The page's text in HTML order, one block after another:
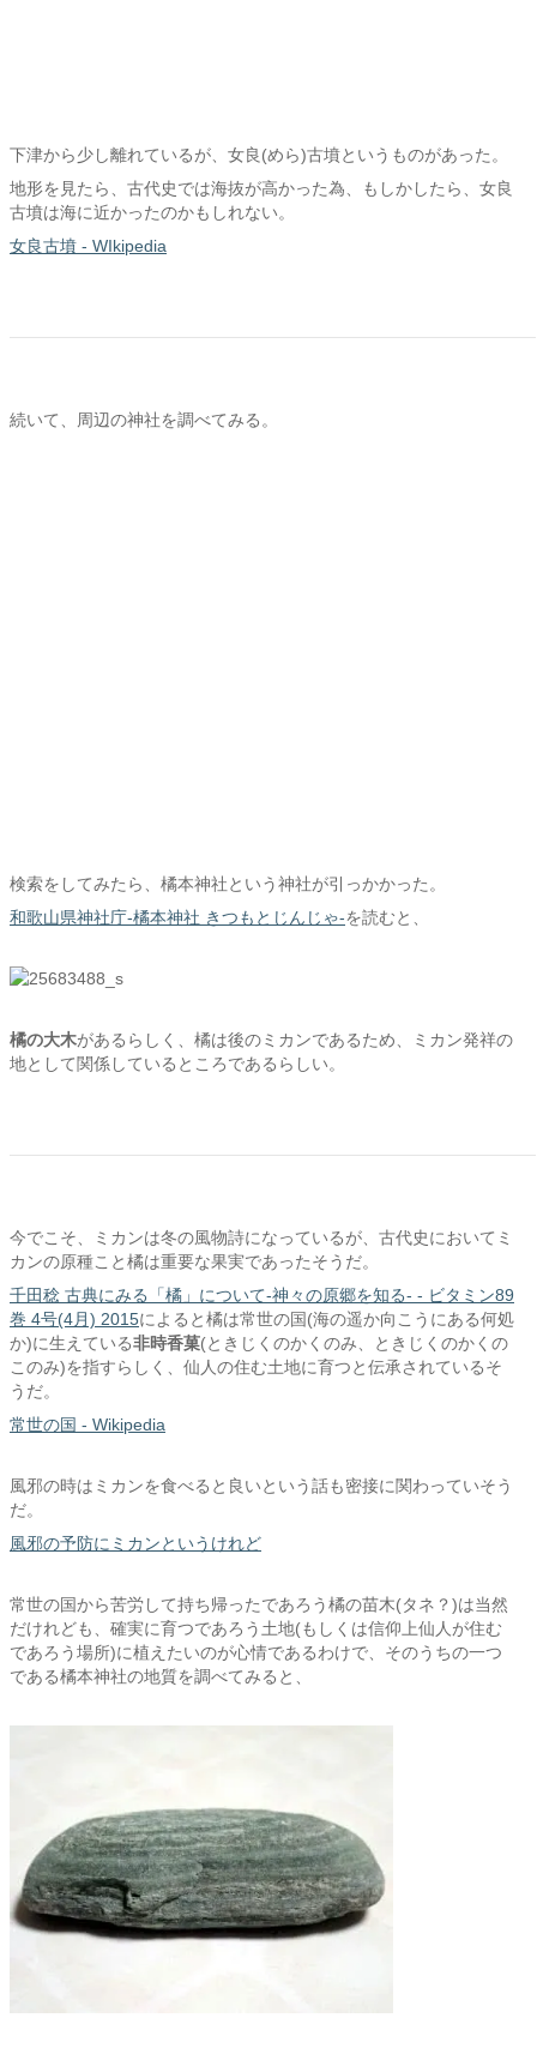
下津から少し離れているが、女良(めら)古墳というものがあった。
地形を見たら、古代史では海抜が高かった為、もしかしたら、女良
古墳は海に近かったのかもしれない。
女良古墳 - WIkipedia
続いて、周辺の神社を調べてみる。
検索をしてみたら、橘本神社という神社が引っかかった。
和歌山県神社庁-橘本神社 きつもとじんじゃ-を読むと、
橘の大木があるらしく、橘は後のミカンであるため、ミカン発祥の
地として関係しているところであるらしい。
今でこそ、ミカンは冬の風物詩になっているが、古代史においてミ
カンの原種こと橘は重要な果実であったそうだ。
千田稔 古典にみる「橘」について-神々の原郷を知る- - ビタミン89
巻 4号(4月) 2015によると橘は常世の国(海の遥か向こうにある何処
か)に生えている非時香菓(ときじくのかくのみ、ときじくのかくの
このみ)を指すらしく、仙人の住む土地に育つと伝承されているそ
うだ。
常世の国 - Wikipedia
風邪の時はミカンを食べると良いという話も密接に関わっていそう
だ。
風邪の予防にミカンというけれど
常世の国から苦労して持ち帰ったであろう橘の苗木(タネ？)は当然
だけれども、確実に育つであろう土地(もしくは信仰上仙人が住む
であろう場所)に植えたいのが心情であるわけで、そのうちの一つ
である橘本神社の地質を調べてみると、